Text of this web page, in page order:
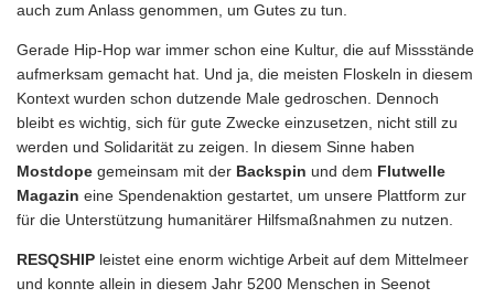
auch zum Anlass genommen, um Gutes zu tun.
Gerade Hip-Hop war immer schon eine Kultur, die auf Missstände
aufmerksam gemacht hat. Und ja, die meisten Floskeln in diesem
Kontext wurden schon dutzende Male gedroschen. Dennoch
bleibt es wichtig, sich für gute Zwecke einzusetzen, nicht still zu
werden und Solidarität zu zeigen. In diesem Sinne haben
Mostdope gemeinsam mit der Backspin und dem Flutwelle
Magazin eine Spendenaktion gestartet, um unsere Plattform zur
für die Unterstützung humanitärer Hilfsmaßnahmen zu nutzen.
RESQSHIP leistet eine enorm wichtige Arbeit auf dem Mittelmeer
und konnte allein in diesem Jahr 5200 Menschen in Seenot